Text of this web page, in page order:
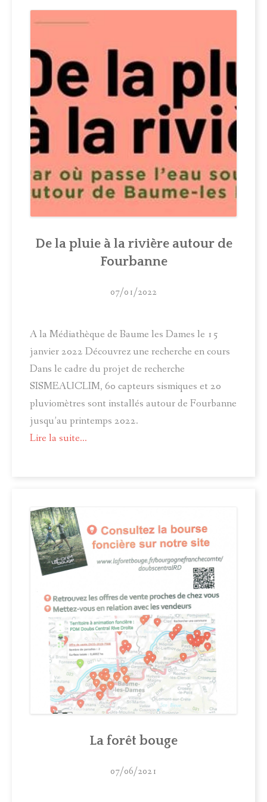
ACTUALITÉS
COMITÉ LOCAL D'ANIMATION
INFOS PRATIQUES
De la pluie à la rivière autour de
Fourbanne
07/01/2022
A la Médiathèque de Baume les Dames le 15
janvier 2022 Découvrez une recherche en cours
Dans le cadre du projet de recherche
SISMEAUCLIM, 60 capteurs sismiques et 20
pluviomètres sont installés autour de Fourbanne
jusqu’au printemps 2022.
Lire la suite...
La forêt bouge
07/06/2021